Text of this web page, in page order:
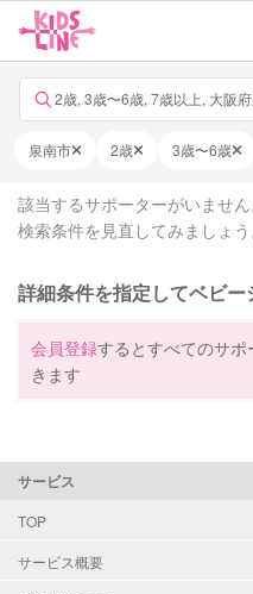
2歳, 3歳〜6歳, 7歳以上, 大阪
泉南市 2歳 3歳〜6歳
該当するサポーターがいません
検索条件を見直してみましょう
詳細条件を指定してベビ
会員登録するとすべてのサ
きます
サービス
TOP
サービス概要